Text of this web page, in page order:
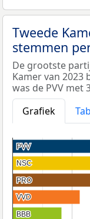
Tweede
stemmen
De grootste
Kamer van 2023
was de PVV met
Grafiek
PVV
PVV
NSC
NSC
PRO
PRO
VVD
VVD
BBB
BBB